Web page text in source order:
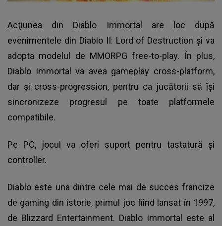
Acţiunea din Diablo Immortal are loc după
evenimentele din Diablo II: Lord of Destruction şi va
adopta modelul de MMORPG free-to-play. În plus,
Diablo Immortal va avea gameplay cross-platform,
dar și cross-progression, pentru ca jucătorii să îşi
sincronizeze progresul pe toate platformele
compatibile.
Pe PC, jocul va oferi suport pentru tastatură și
controller.
Diablo este una dintre cele mai de succes francize
de gaming din istorie, primul joc fiind lansat în 1997,
de Blizzard Entertainment. Diablo Immortal este al